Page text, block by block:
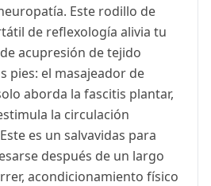
Este rodillo de
de reflexología alivia tu
acupresión de tejido
pies: el masajeador de
aborda la fascitis plantar,
la circulación
es un salvavidas para
después de un largo
acondicionamiento físico